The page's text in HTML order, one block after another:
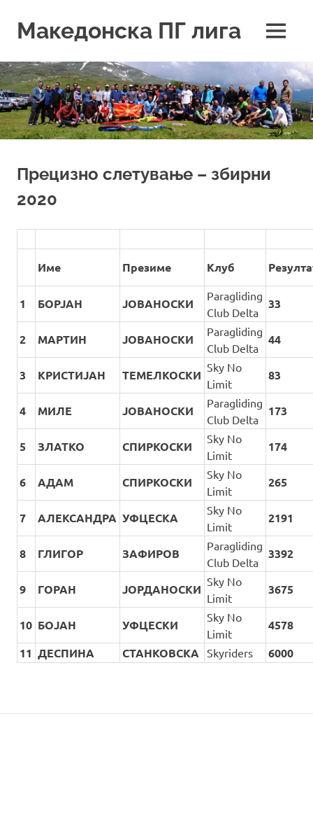
contentМакедонска ПГ лига MENU
Прецизно слетување – збирни
2020
Име Презиме Клуб
1 БОРЈАН ЈОВАНОСКИ
Paragliding
Club Delta
33
2 МАРТИН ЈОВАНОСКИ
Paragliding
Club Delta
44
3 КРИСТИЈАН ТЕМЕЛКОСКИ
Sky No
Limit
83
4 МИЛЕ ЈОВАНОСКИ
Paragliding
Club Delta
173
5 ЗЛАТКО СПИРКОСКИ
Sky No
Limit
174
6 АДАМ СПИРКОСКИ
Sky No
Limit
265
7 АЛЕКСАНДРА УФЦЕСКА
Sky No
Limit
2191
8 ГЛИГОР ЗАФИРОВ
Paragliding
Club Delta
3392
9 ГОРАН ЈОРДАНОСКИ
Sky No
Limit
3675
10 БОЈАН УФЦЕСКИ
Sky No
Limit
4578
11 ДЕСПИНА СТАНКОВСКА Skyriders 6000